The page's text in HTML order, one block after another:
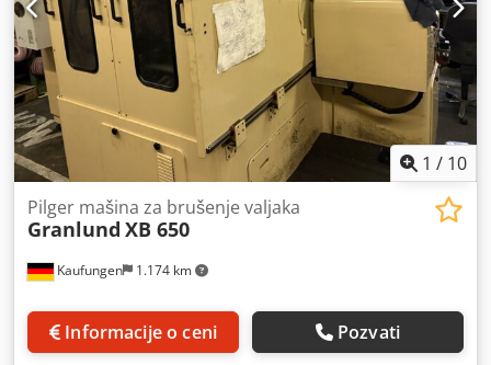
1 / 10
Kaufungen 1.174 km
Pilger mašina za brušenje valjaka
Granlund XB 650
Informacije o ceni Pozvati